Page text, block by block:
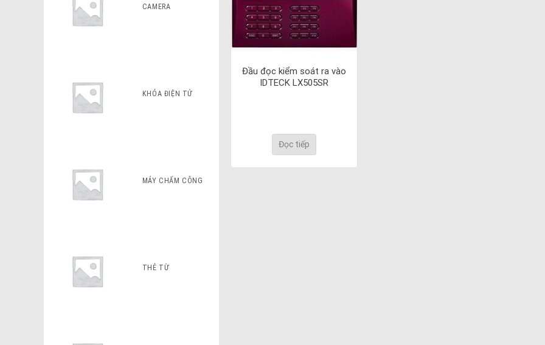
CAMERA
KHÓA ĐIỆN TỬ
MÁY CHẤM CÔNG
THẺ TỪ
Đầu đọc kiểm soát ra vào
IDTECK LX505SR
Đọc tiếp